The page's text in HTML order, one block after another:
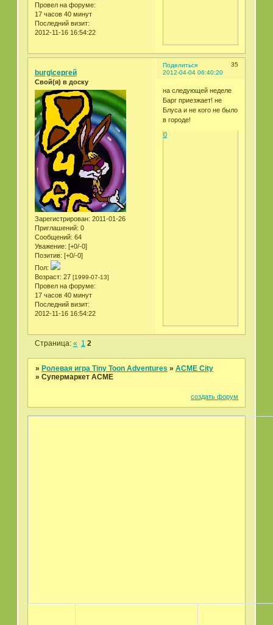
Провел на форуме:
17 часов 40 минут
Последний визит:
2012-11-16 16:54:22
Поделиться
35
2012-04-04 06:40:20
burg\сергей
Свой(я) в доску
Зарегистрирован: 2011-01-26
Приглашений: 0
Сообщений: 64
Уважение: [+0/-0]
Позитив: [+0/-0]
Пол:
Возраст: 27 [1999-07-13]
Провел на форуме:
17 часов 40 минут
Последний визит:
2012-11-16 16:54:22
на следующей неделе
Барг приезжает! не
Блуса и не кого не было
в городе!
0
Страница: « 1 2
» Ролевая игра Tiny Toon Adventures » ACME City
» Супермаркет АСМЕ
создать форум